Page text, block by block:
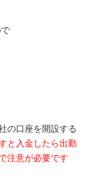
の口座を開設する
と入金したら出勤
注意が必要です